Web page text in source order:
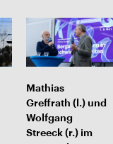
Mathias
Greffrath (l.) und
Wolfgang
Streeck (r.) im